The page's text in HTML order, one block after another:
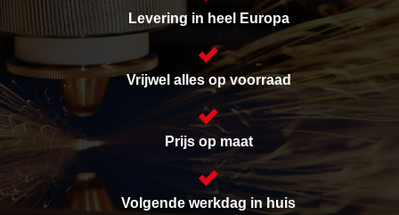
Levering in heel Europa
Vrijwel alles op voorraad
Prijs op maat
Volgende werkdag in huis